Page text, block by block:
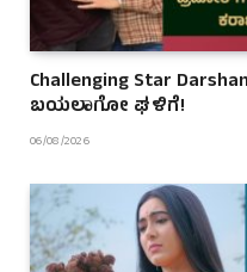
Challenging Star
ಬಯಲಾಗೋ ಘಳಿಗೆ!
06/08/2026